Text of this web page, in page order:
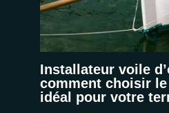
Installateur voile
comment choisir
idéal pour votre